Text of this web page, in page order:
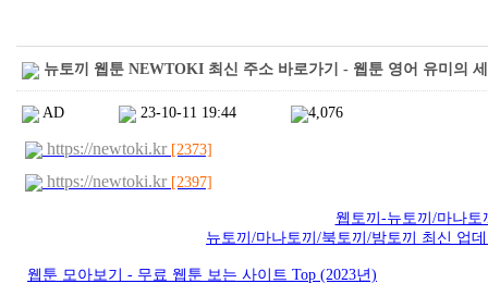
뉴토끼 웹툰 NEWTOKI 최신 주소 바로가기 - 웹툰 영어 유미의
AD 23-10-11 19:44 4,076
https://newtoki.kr [2373]
https://newtoki.kr [2397]
웹토끼-뉴토끼/마나
뉴토끼/마나토끼/북토끼/밤토끼 최신 업
웹툰 모아보기 - 무료 웹툰 보는 사이트 Top (2023년)